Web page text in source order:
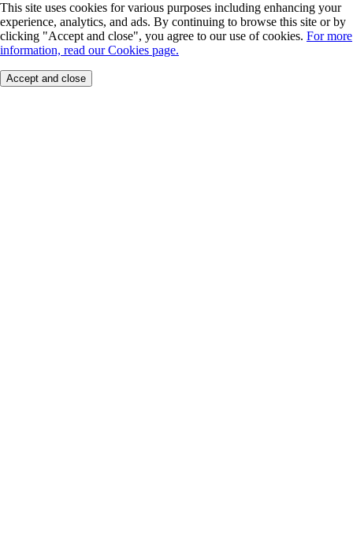
This site uses cookies for various purposes including enhancing your
experience, analytics, and ads. By continuing to browse this site or by
clicking "Accept and close", you agree to our use of cookies. For more
information, read our Cookies page.
Accept and close